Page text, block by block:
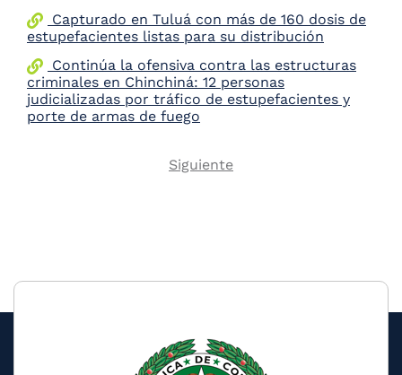
Capturado en Tuluá con más de 160 dosis de
estupefacientes listas para su distribución
Continúa la ofensiva contra las estructuras
criminales en Chinchiná: 12 personas
judicializadas por tráfico de estupefacientes y
porte de armas de fuego
Pagination
Next
Siguiente